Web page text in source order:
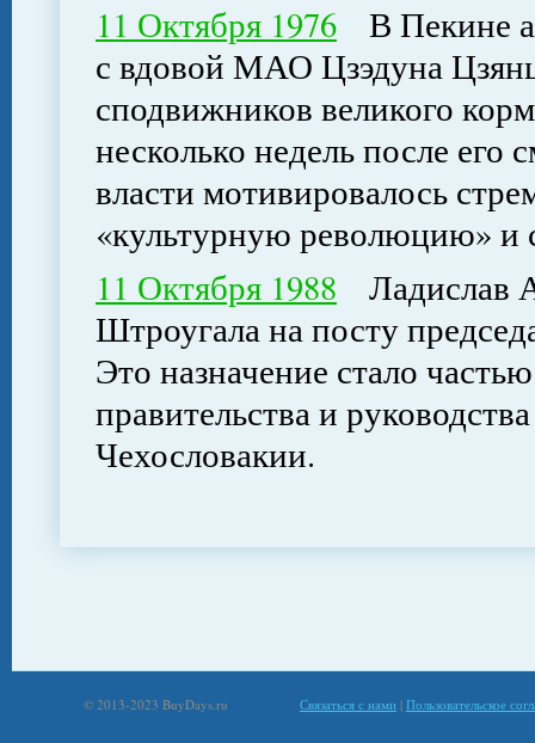
11 Октября 1976 В Пекине
с вдовой МАО Цзэдуна
сподвижников великого
несколько недель после его
власти мотивировалось
«культурную революцию» и
11 Октября 1988 Ладислав
Штроугала на посту
Это назначение стало
правительства и
Чехословакии.
© 2013-2023 BuyDays.ru Связаться с нами | Пользовательское